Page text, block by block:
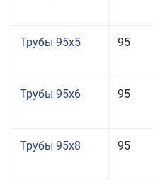
Трубы 95x5 95
Трубы 95x6 95
Трубы 95x8 95